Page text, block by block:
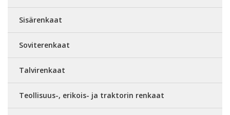
Sisärenkaat
Soviterenkaat
Talvirenkaat
Teollisuus-, erikois- ja traktorin renkaat